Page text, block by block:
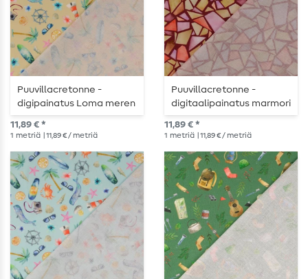
Puuvillacretonne -
digipainatus Loma meren
rannalla hiekka
11,89 € *
1 metriä | 11,89 € / metriä
Puuvillacretonne -
digitaalipainatus marmori
Bordeaux
11,89 € *
1 metriä | 11,89 € / metriä